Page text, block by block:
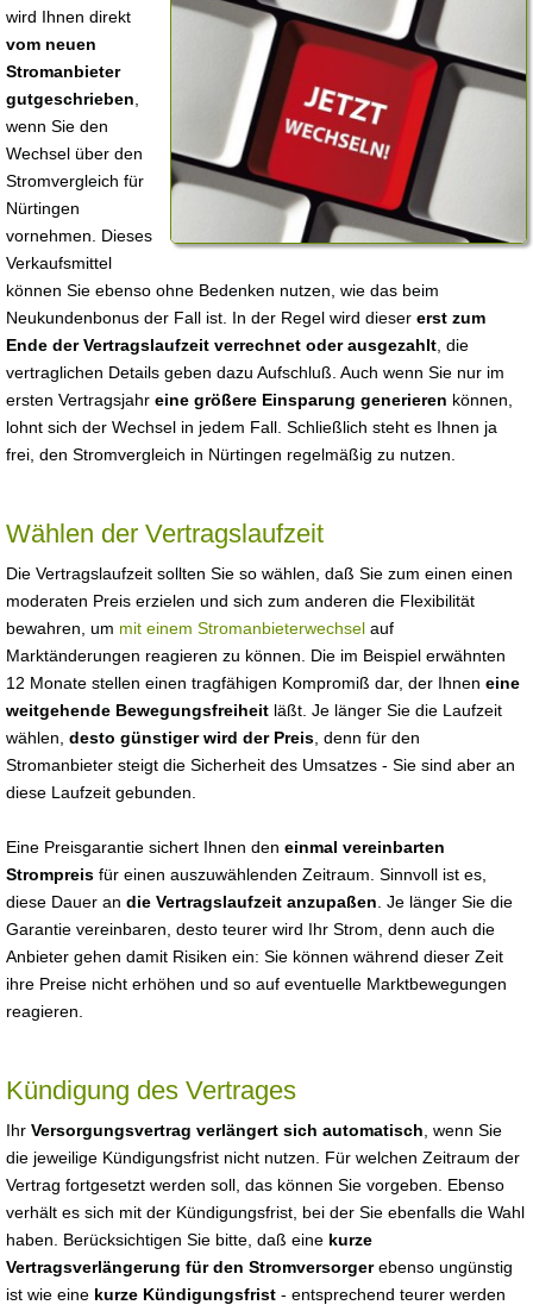
wird Ihnen direkt
vom neuen
Stromanbieter
gutgeschrieben
wenn Sie den
Wechsel über den
Stromvergleich für
Nürtingen
vornehmen. Dieses
Verkaufsmittel
können Sie ebenso ohne Bedenken nutzen, wie das beim
Neukundenbonus der Fall ist. In der Regel wird dieser erst zum
Ende der Vertragslaufzeit verrechnet oder ausgezahlt , die
vertraglichen Details geben dazu Aufschluß. Auch wenn Sie nur im
ersten Vertragsjahr eine größere Einsparung generieren können,
lohnt sich der Wechsel in jedem Fall. Schließlich steht es Ihnen ja
frei, den Stromvergleich in Nürtingen regelmäßig zu nutzen.
Wählen der Vertragslaufzeit
Die Vertragslaufzeit sollten Sie so wählen, daß Sie zum einen einen
moderaten Preis erzielen und sich zum anderen die Flexibilität
bewahren, um mit einem Stromanbieterwechsel auf
Marktänderungen reagieren zu können. Die im Beispiel erwähnten
12 Monate stellen einen tragfähigen Kompromiß dar, der Ihnen eine
weitgehende Bewegungsfreiheit läßt. Je länger Sie die Laufzeit
wählen, desto günstiger wird der Preis , denn für den
Stromanbieter steigt die Sicherheit des Umsatzes - Sie sind aber an
diese Laufzeit gebunden.
Eine Preisgarantie sichert Ihnen den einmal vereinbarten
Strompreis für einen auszuwählenden Zeitraum. Sinnvoll ist es,
diese Dauer an die Vertragslaufzeit anzupaßen . Je länger Sie die
Garantie vereinbaren, desto teurer wird Ihr Strom, denn auch die
Anbieter gehen damit Risiken ein: Sie können während dieser Zeit
ihre Preise nicht erhöhen und so auf eventuelle Marktbewegungen
reagieren.
Kündigung des Vertrages
Ihr Versorgungsvertrag verlängert sich automatisch , wenn Sie
die jeweilige Kündigungsfrist nicht nutzen. Für welchen Zeitraum der
Vertrag fortgesetzt werden soll, das können Sie vorgeben. Ebenso
verhält es sich mit der Kündigungsfrist, bei der Sie ebenfalls die Wahl
haben. Berücksichtigen Sie bitte, daß eine kurze
Vertragsverlängerung für den Stromversorgerebenso ungünstig
ist wie eine kurze Kündigungsfrist - entsprechend teurer werden